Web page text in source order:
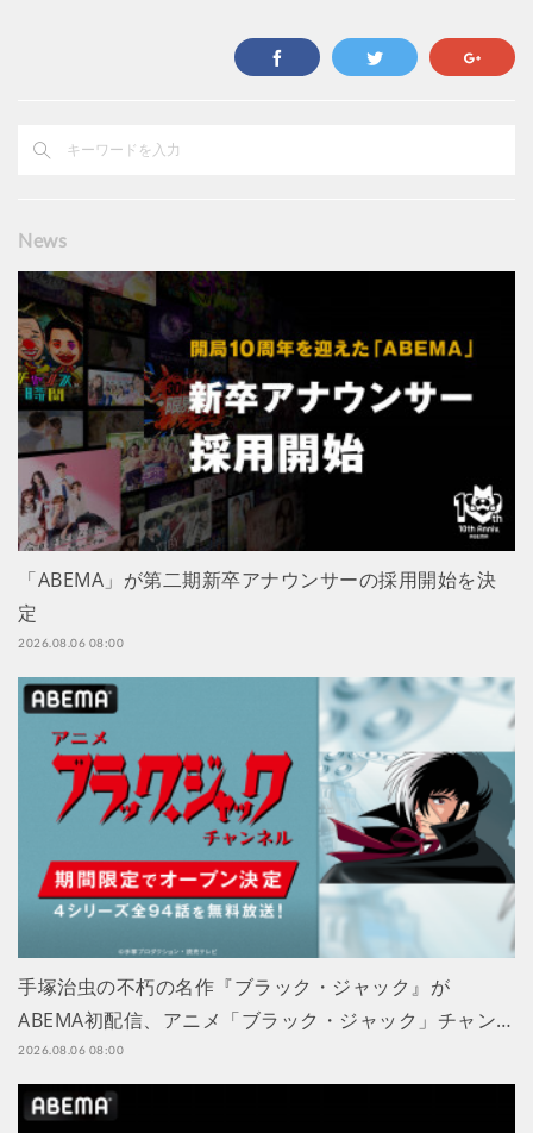
News
「ABEMA」が第二期新卒アナウンサーの採用開始を決
定
2026.08.06 08:00
手塚治虫の不朽の名作『ブラック・ジャック』が
ABEMA初配信、アニメ「ブラック・ジャック」チャン…
2026.08.06 08:00